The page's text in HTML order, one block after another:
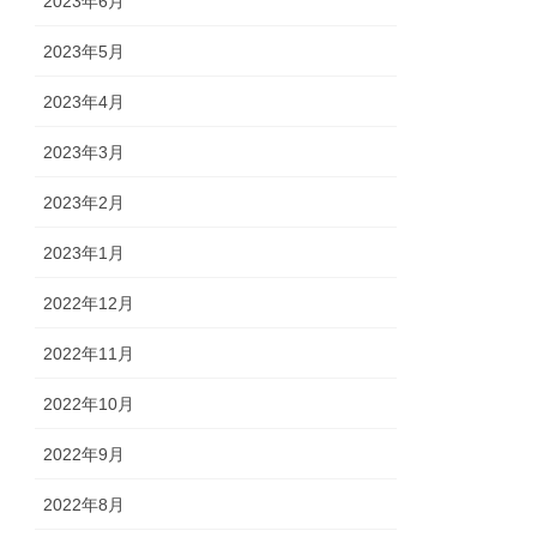
2023年5月
2023年4月
2023年3月
2023年2月
2023年1月
2022年12月
2022年11月
2022年10月
2022年9月
2022年8月